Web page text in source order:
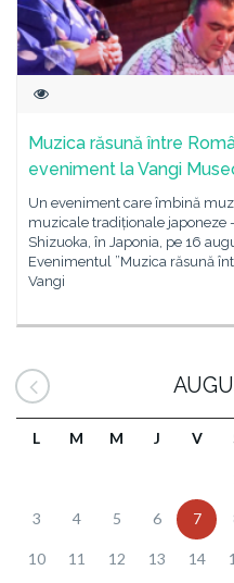
Muzica răsună între
eveniment la Vangi
Un eveniment care îmbină
muzicale tradiționale japoneze
Shizuoka, în Japonia, pe 16
Evenimentul ”Muzica răsună
Vangi
L M M J V
3 4 5 6 7
10 11 12 13 14